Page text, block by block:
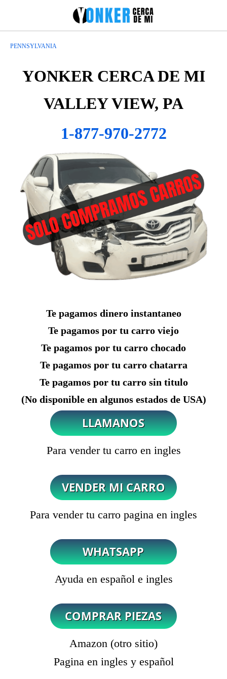
PENNSYLVANIA
YONKER CERCA DE MI
VALLEY VIEW, PA
1-877-970-2772
Te pagamos dinero instantaneo
Te pagamos por tu carro viejo
Te pagamos por tu carro chocado
Te pagamos por tu carro chatarra
Te pagamos por tu carro sin titulo
(No disponible en algunos estados de USA)
Para vender tu carro en ingles
Para vender tu carro pagina en ingles
Ayuda en español e ingles
Amazon (otro sitio)
Pagina en ingles y español